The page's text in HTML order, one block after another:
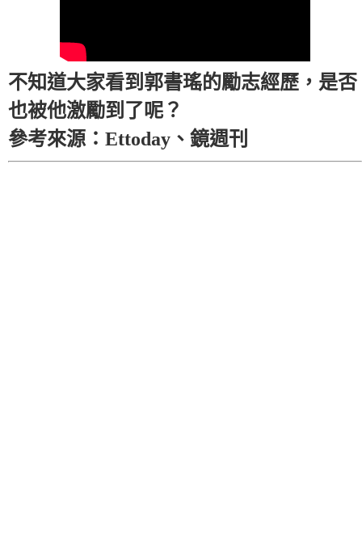
不知道大家看到郭書瑤的勵志經歷，是否
也被他激勵到了呢？
參考來源：Ettoday、鏡週刊